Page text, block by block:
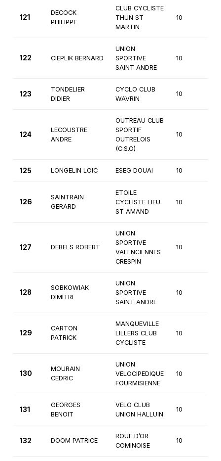
121
DECOCK
PHILIPPE
CLUB CYCLISTE
THUN ST
MARTIN
10
122 CIEPLIK BERNARD
UNION
SPORTIVE
SAINT ANDRE
10
123
TONDELIER
DIDIER
CYCLO CLUB
WAVRIN
10
124
LECOUSTRE
ANDRE
OUTREAU CLUB
SPORTIF
OUTRELOIS
(C.S.O)
10
125 LONGELIN LOIC ESEG DOUAI 10
126
SAINTRAIN
GERARD
ETOILE
CYCLISTE LIEU
ST AMAND
10
127 DEBELS ROBERT
UNION
SPORTIVE
VALENCIENNES
CRESPIN
10
128
SOBKOWIAK
DIMITRI
UNION
SPORTIVE
SAINT ANDRE
10
129
CARTON
PATRICK
MANQUEVILLE
LILLERS CLUB
CYCLISTE
10
130
MOURAIN
CEDRIC
UNION
VELOCIPEDIQUE
FOURMISIENNE
10
131
GEORGES
BENOIT
VELO CLUB
UNION HALLUIN
10
132 DOOM PATRICE
ROUE D’OR
COMINOISE
10